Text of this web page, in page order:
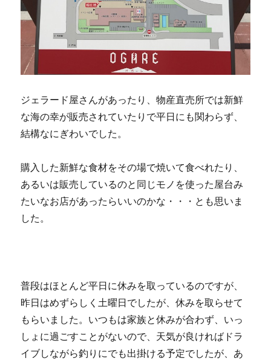
ジェラード屋さんがあったり、物産直売所では新鮮
な海の幸が販売されていたりで平日にも関わらず、
結構なにぎわいでした。
購入した新鮮な食材をその場で焼いて食べれたり、
あるいは販売しているのと同じモノを使った屋台み
たいなお店があったらいいのかな・・・とも思いま
した。
普段はほとんど平日に休みを取っているのですが、
昨日はめずらしく土曜日でしたが、休みを取らせて
もらいました。いつもは家族と休みが合わず、いっ
しょに過ごすことがないので、天気が良ければドラ
イブしながら釣りにでも出掛ける予定でしたが、あ